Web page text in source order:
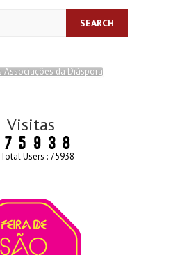
Associações da Diáspora
Visitas
Total Users : 75938